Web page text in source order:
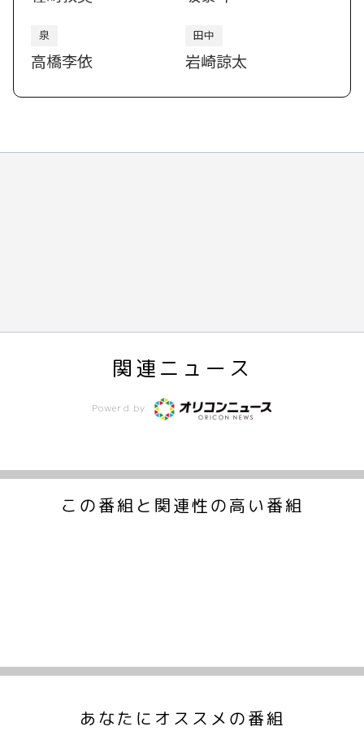
泉
高橋李依
田中
岩崎諒太
関連ニュース
Powerd by
この番組と関連性の高い番組
あなたにオススメの番組